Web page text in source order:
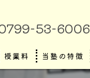
53-6006
授業料 当塾の特徴